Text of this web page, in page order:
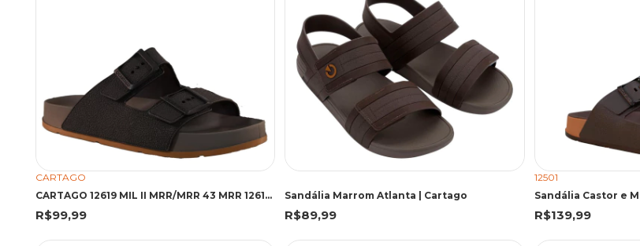
CARTAGO
CARTAGO 12619 MIL II MRR/MRR 43 MRR 12619 MARROM
R$99,99
Sandália Marrom Atlanta | Cartago
R$89,99
12501
R$139,99